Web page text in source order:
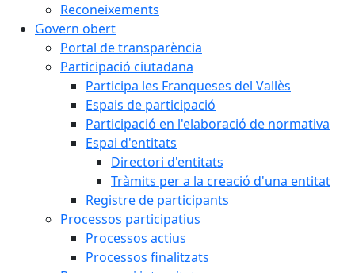
Reconeixements
Govern obert
Portal de transparència
Participació ciutadana
Participa les Franqueses del Vallès
Espais de participació
Participació en l'elaboració de normativa
Espai d'entitats
Directori d'entitats
Tràmits per a la creació d'una entitat
Registre de participants
Processos participatius
Processos actius
Processos finalitzats